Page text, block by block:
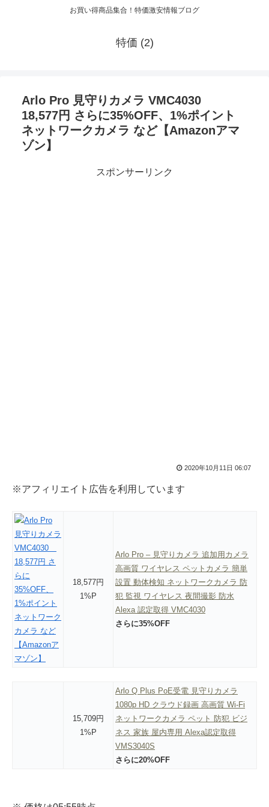
お買い得商品集合！特価激安情報ブログ
特価 (2)
Arlo Pro 見守りカメラ VMC4030
18,577円 さらに35%OFF、1%ポイント
ネットワークカメラ など【Amazonアマ
ゾン】
スポンサーリンク
2020年10月11日 06:07
※アフィリエイト広告を利用しています
18,577円
1%P
Arlo Pro – 見守りカメラ 追加用カメラ
高画質 ワイヤレス ペットカメラ 簡単
設置 動体検知 ネットワークカメラ 防
犯 監視 ワイヤレス 夜間撮影 防水
Alexa 認定取得 VMC4030
さらに35%OFF
15,709円
1%P
Arlo Q Plus PoE受電 見守りカメラ
1080p HD クラウド録画 高画質 Wi-Fi
ネットワークカメラ ペット 防犯 ビジ
ネス 家族 屋内専用 Alexa認定取得
VMS3040S
さらに20%OFF